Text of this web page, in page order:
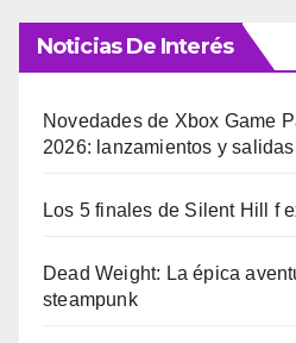
Noticias De Interés
Novedades de Xbox Game
2026: lanzamientos y salidas
Los 5 finales de Silent Hill f
Dead Weight: La épica
steampunk